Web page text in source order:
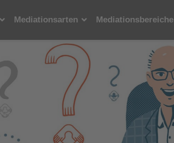
Mediationsarten Mediationsbereiche